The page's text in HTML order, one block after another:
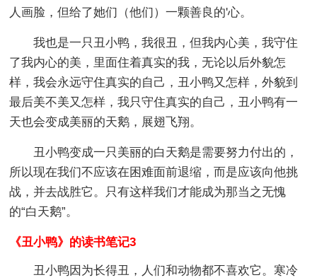
人画脸，但给了她们（他们）一颗善良的'心。
我也是一只丑小鸭，我很丑，但我内心美，我守住
了我内心的美，里面住着真实的我，无论以后外貌怎
样，我会永远守住真实的自己，丑小鸭又怎样，外貌到
最后美不美又怎样，我只守住真实的自己，丑小鸭有一
天也会变成美丽的天鹅，展翅飞翔。
丑小鸭变成一只美丽的白天鹅是需要努力付出的，
所以现在我们不应该在困难面前退缩，而是应该向他挑
战，并去战胜它。只有这样我们才能成为那当之无愧
的“白天鹅”。
《丑小鸭》的读书笔记3
丑小鸭因为长得丑，人们和动物都不喜欢它。寒冷